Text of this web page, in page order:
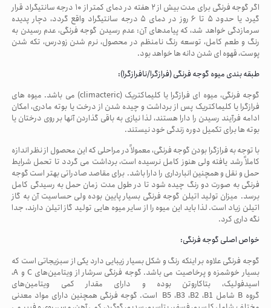
اگر گوجه فرنگی برای مدت بیش از ۲ هفته در دمای کمتر از ۱۰ درجه سانتیگراد قرار
گیرد یا حدود ۵ تا ۶ روز در دمای ۵ درجه سانتیگراد واقع گردد، دچار پدیده
سرمازدگی خواهد شد، که پیامدهای آن: عدم رسیدن گوجه فرنگی، عدم رسیدن به
رنگ و طعم کامل، توسعه رنگ نامنظم در محصول، نرم شدن زودرس، تکه شدن
پوست، قهوه ای شدن دانه ها خواهد بود.
طبقه بندی میوه گوجه فرنگی (فرازگرا/نافرازگرا):
گوجه فرنگی، میوه ای فرازگرا یا کلیماکتریک (climacteric) می باشد. میوه های
فرازگرا یا کلیماکتریک پس از برداشت و چیده شدن از درخت یا بوته مادری، امکان
ادامه فرآیند رسیدن را دارا هستند، لذا نیازی به باقی گذاردن آنها بر روی درختان یا
بوته ها برای تکمیل دوره زندگی خود نیستند.
با توجه به فرازگرا بودن گوجه فرنگی، معمولاً در مراحلی که این محصول از نظر اندازه
کاملاً رشد یافته ولی هنوز کامل نرسیده است، برداشت می گردد تا تحمل شرایط
حمل و نقل و همچنین انبارداری را دارا باشد. برای مقاصد صادراتی بهتر است گوجه
فرنگی به صورت دو رنگ چیده شود تا در طول مدت زمان حمل به رسیدگی کامل
برسد. میزان تولید اتیلن گوجه فرنگی بسیار پایین بوده ولی حساسیت آن به گاز
اتیلن زیاد است. لذا باید این میوه را از سایر میوه هایی تولید گاز اتیلن دارند، جدا
نگه داری کرد.
خواص اصلی گوجه فرنگی:
گوجه فرنگی علاوه بر اینکه رنگ و شکل بسیار زیبایی دارد یکی از سبزیجاتی است که
بسیار خوشمزه و پرخاصیت می باشد. گوجه فرنگی سرشار از ویتامین‌هایC و A،
اسیدفولیک، بتاکاروتن بوده و دارای مقدار کمی ویتامین‌های
گروهB شامل B1، B2، B3، B5 است. گوجه فرنگی همچنین دارای مواد معدنی